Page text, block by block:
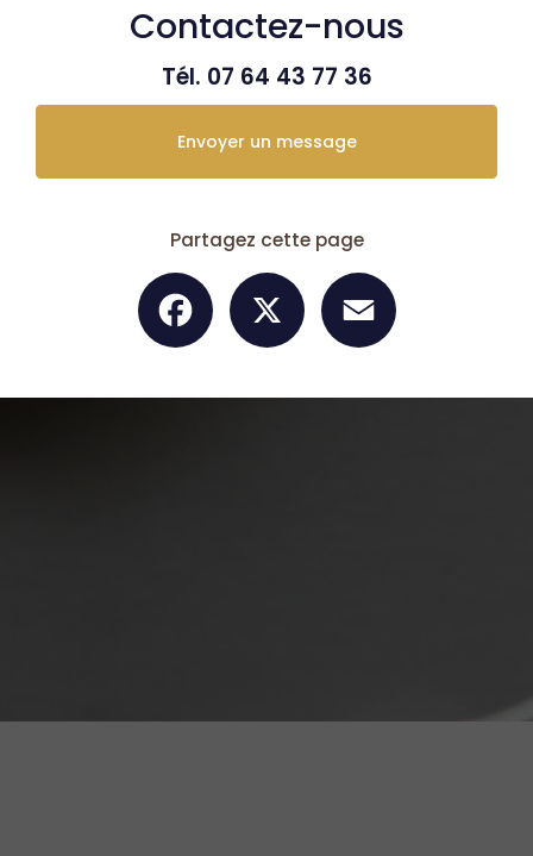
Contactez-nous
Tél. 07 64 43 77 36
Envoyer un message
Partagez cette page
Facebook